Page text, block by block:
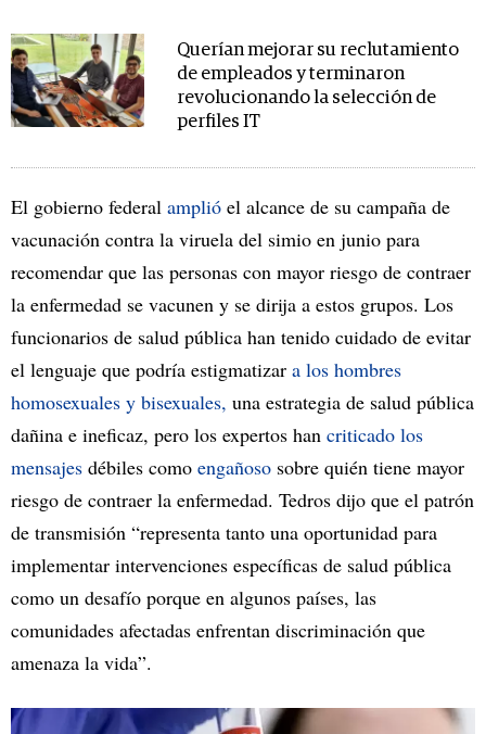
Querían mejorar su reclutamiento
de empleados y terminaron
revolucionando la selección de
perfiles IT
El gobierno federal amplió el alcance de su campaña de
vacunación contra la viruela del simio en junio para
recomendar que las personas con mayor riesgo de contraer
la enfermedad se vacunen y se dirija a estos grupos. Los
funcionarios de salud pública han tenido cuidado de evitar
el lenguaje que podría estigmatizar a los hombres
homosexuales y bisexuales, una estrategia de salud pública
dañina e ineficaz, pero los expertos han criticado los
mensajes débiles como engañoso sobre quién tiene mayor
riesgo de contraer la enfermedad. Tedros dijo que el patrón
de transmisión “representa tanto una oportunidad para
implementar intervenciones específicas de salud pública
como un desafío porque en algunos países, las
comunidades afectadas enfrentan discriminación que
amenaza la vida”.